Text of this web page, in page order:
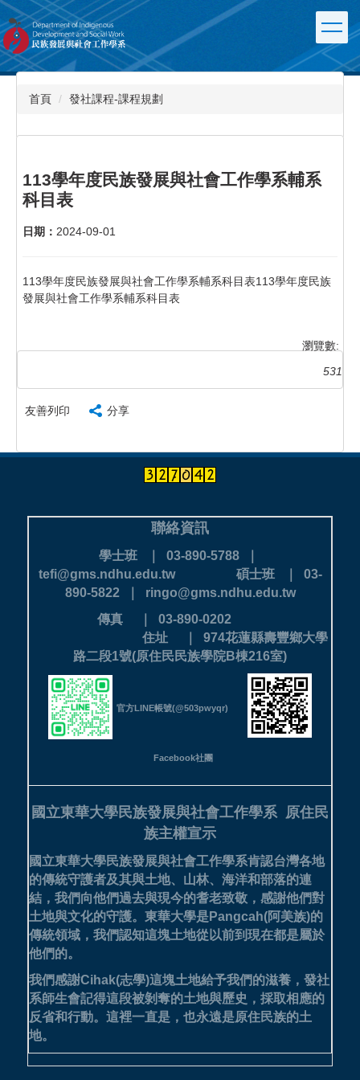
跳
到
主
要
內
首頁 發社課程-課程規劃
113學年度民族發展與社會工作學系輔系
科目表
日期： 2024-09-01
113學年度民族發展與社會工作學系輔系科目表113學年度民族
發展與社會工作學系輔系科目表
瀏覽數:
531
友善列印 分享
聯絡資訊
學士班 ｜ 03-890-5788 ｜
tefi@gms.ndhu.edu.tw 碩士班 ｜ 03-
890-5822 ｜ ringo@gms.ndhu.edu.tw
傳真 ｜ 03-890-0202
住址 ｜ 974花蓮縣壽豐鄉大學
路二段1號(原住民民族學院B棟216室)
官方LINE帳號(@503pwyqr)
Facebook社團
國立東華大學民族發展與社會工作學系 原住民
族主權宣示
國立東華大學民族發展與社會工作學系肯認台灣各地
的傳統守護者及其與土地、山林、海洋和部落的連
結，我們向他們過去與現今的耆老致敬，感謝他們對
土地與文化的守護。 東華大學是Pangcah(阿美族)的
傳統領域，我們認知這塊土地從以前到現在都是屬於
他們的。
我們感謝Cihak(志學)這塊土地給予我們的滋養，發社
系師生會記得這段被剝奪的土地與歷史，採取相應的
反省和行動。這裡一直是，也永遠是原住民族的土
地。